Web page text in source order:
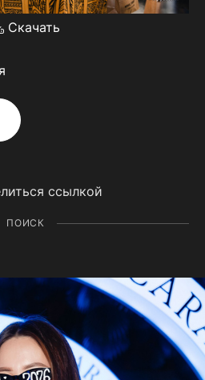
Скачать
ссылкой
ПОИСК